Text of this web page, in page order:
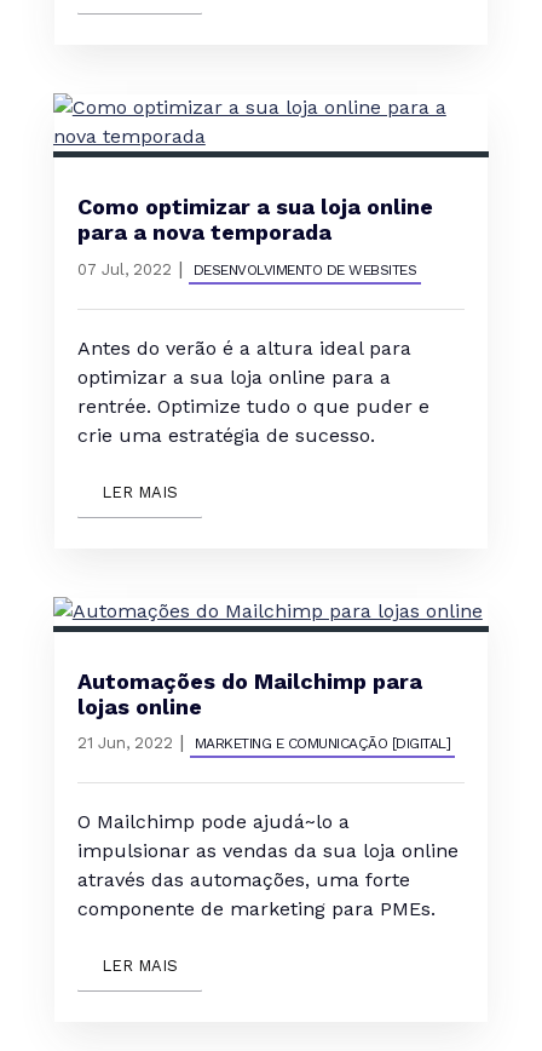
Como optimizar a sua loja online
para a nova temporada
07 Jul, 2022 | DESENVOLVIMENTO DE WEBSITES
Antes do verão é a altura ideal para
optimizar a sua loja online para a
rentrée. Optimize tudo o que puder e
crie uma estratégia de sucesso.
LER MAIS
Automações do Mailchimp para
lojas online
21 Jun, 2022 | MARKETING E COMUNICAÇÃO [DIGITAL]
O Mailchimp pode ajudá~lo a
impulsionar as vendas da sua loja online
através das automações, uma forte
componente de marketing para PMEs.
LER MAIS